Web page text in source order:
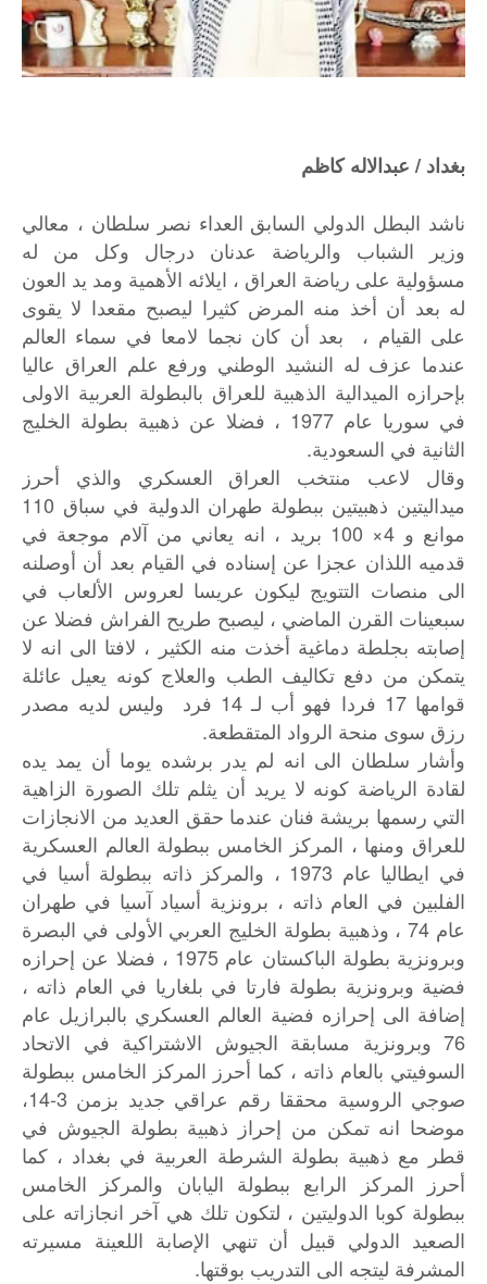
بغداد / عبدالاله كاظم
ناشد البطل الدولي السابق العداء نصر سلطان ، معالي
وزير الشباب والرياضة عدنان درجال وكل من له
مسؤولية على رياضة العراق ، ايلائه الأهمية ومد يد العون
له بعد أن أخذ منه المرض كثيرا ليصبح مقعدا لا يقوى
على القيام ، بعد أن كان نجما لامعا في سماء العالم
عندما عزف له النشيد الوطني ورفع علم العراق عاليا
بإحرازه الميدالية الذهبية للعراق بالبطولة العربية الاولى
في سوريا عام 1977 ، فضلا عن ذهبية بطولة الخليج
الثانية في السعودية.
وقال لاعب منتخب العراق العسكري والذي أحرز
ميداليتين ذهبيتين ببطولة طهران الدولية في سباق 110
موانع و 4× 100 بريد ، انه يعاني من آلام موجعة في
قدميه اللذان عجزا عن إسناده في القيام بعد أن أوصلنه
الى منصات التتويج ليكون عريسا لعروس الألعاب في
سبعينات القرن الماضي ، ليصبح طريح الفراش فضلا عن
إصابته بجلطة دماغية أخذت منه الكثير ، لافتا الى انه لا
يتمكن من دفع تكاليف الطب والعلاج كونه يعيل عائلة
قوامها 17 فردا فهو أب لـ 14 فرد وليس لديه مصدر
رزق سوى منحة الرواد المتقطعة.
وأشار سلطان الى انه لم يدر برشده يوما أن يمد يده
لقادة الرياضة كونه لا يريد أن يثلم تلك الصورة الزاهية
التي رسمها بريشة فنان عندما حقق العديد من الانجازات
للعراق ومنها ، المركز الخامس ببطولة العالم العسكرية
في ايطاليا عام 1973 ، والمركز ذاته ببطولة أسيا في
الفلبين في العام ذاته ، برونزية أسياد آسيا في طهران
عام 74 ، وذهبية بطولة الخليج العربي الأولى في البصرة
وبرونزية بطولة الباكستان عام 1975 ، فضلا عن إحرازه
فضية وبرونزية بطولة فارتا في بلغاريا في العام ذاته ،
إضافة الى إحرازه فضية العالم العسكري بالبرازيل عام
76 وبرونزية مسابقة الجيوش الاشتراكية في الاتحاد
السوفيتي بالعام ذاته ، كما أحرز المركز الخامس ببطولة
صوجي الروسية محققا رقم عراقي جديد بزمن 3-14،
موضحا انه تمكن من إحراز ذهبية بطولة الجيوش في
قطر مع ذهبية بطولة الشرطة العربية في بغداد ، كما
أحرز المركز الرابع ببطولة اليابان والمركز الخامس
ببطولة كوبا الدوليتين ، لتكون تلك هي آخر انجازاته على
الصعيد الدولي قبيل أن تنهي الإصابة اللعينة مسيرته
المشرفة ليتجه الى التدريب بوقتها.